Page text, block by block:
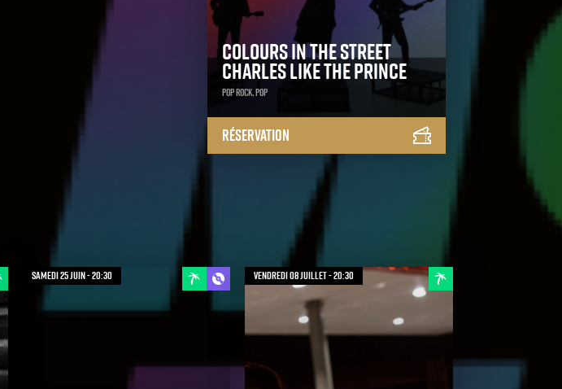
Colours in the Street
Charles Like The Prince
Pop Rock, Pop
Réservation
samedi 25 juin - 20:30 vendredi 08 juillet - 20:30